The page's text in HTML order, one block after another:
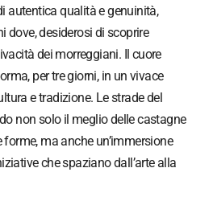
autentica qualità e genuinità,
dove, desiderosi di scoprire
dei morreggiani. Il cuore
per tre giorni, in un vivace
e tradizione. Le strade del
non solo il meglio delle castagne
ma anche un’immersione
che spaziano dall’arte alla